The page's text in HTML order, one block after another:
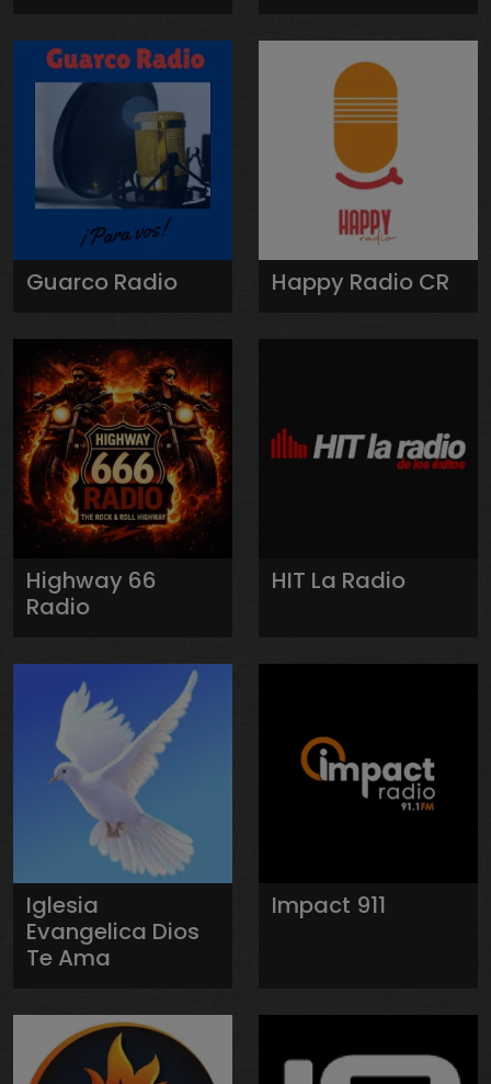
Guarco Radio Happy Radio CR
Highway 66
Radio
HIT La Radio
Iglesia
Evangelica Dios
Te Ama
Impact 911